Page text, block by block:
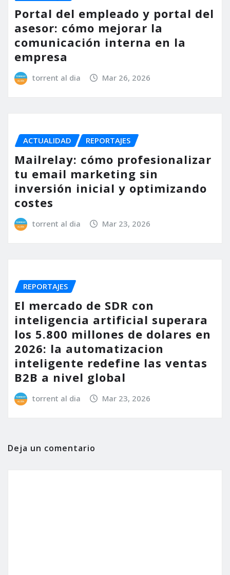
Portal del empleado y portal del
asesor: cómo mejorar la
comunicación interna en la
empresa
torrent al dia Mar 26, 2026
ACTUALIDAD REPORTAJES
Mailrelay: cómo profesionalizar
tu email marketing sin
inversión inicial y optimizando
costes
torrent al dia Mar 23, 2026
REPORTAJES
El mercado de SDR con
inteligencia artificial superara
los 5.800 millones de dolares en
2026: la automatizacion
inteligente redefine las ventas
B2B a nivel global
torrent al dia Mar 23, 2026
Deja un comentario